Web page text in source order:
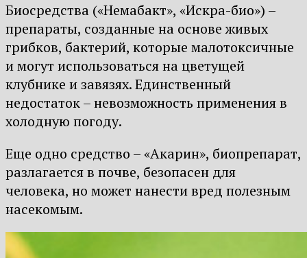
Биосредства («Немабакт», «Искра-био») –
препараты, созданные на основе живых
грибков, бактерий, которые малотоксичные
и могут использоваться на цветущей
клубнике и завязях. Единственный
недостаток – невозможность применения в
холодную погоду.
Еще одно средство – «Акарин», биопрепарат,
разлагается в почве, безопасен для
человека, но может нанести вред полезным
насекомым.